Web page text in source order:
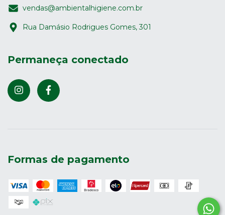
vendas@ambientalhigiene.com.br
Rua Damásio Rodrigues Gomes, 301
Permaneça conectado
Formas de pagamento